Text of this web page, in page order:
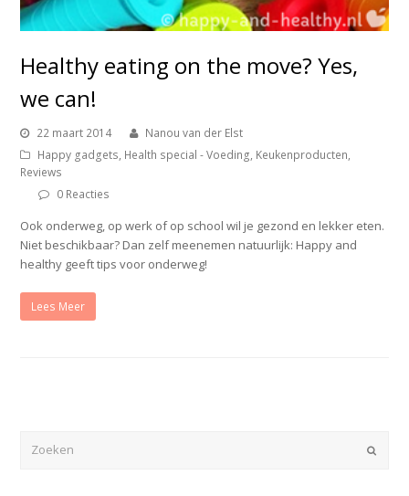
Healthy eating on the move? Yes,
we can!
22 maart 2014
Nanou van der Elst
Happy gadgets, Health special - Voeding, Keukenproducten,
Reviews
0 Reacties
Ook onderweg, op werk of op school wil je gezond en lekker eten.
Niet beschikbaar? Dan zelf meenemen natuurlijk: Happy and
healthy geeft tips voor onderweg!
Lees Meer